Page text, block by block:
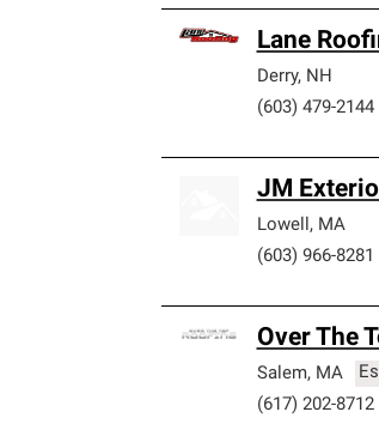
Lane
Derry, NH
(603) 479-2144
JM
Lowell , MA
(603) 966-8281
Over The
Salem, MA
(617) 202-8712